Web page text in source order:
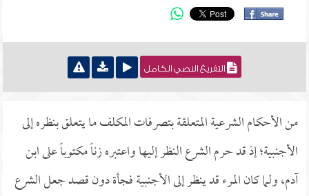
التفريغ النصي الكامل
من الأحكام الشرعية المتعلقة بتصرفات المكلف ما يتعلق بنظره إلى
الأجنبية؛ إذ قد حرم الشرع النظر إليها واعتبره زناً مكتوباً على ابن
آدم، ولما كان المرء قد ينظر إلى الأجنبية فجأة دون قصد جعل الشرع